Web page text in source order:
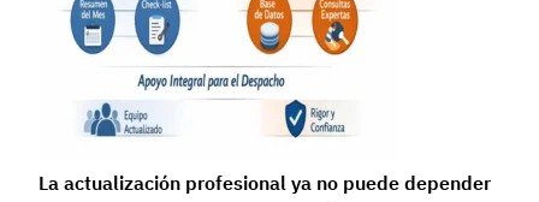
La actualización profesional ya no puede depender